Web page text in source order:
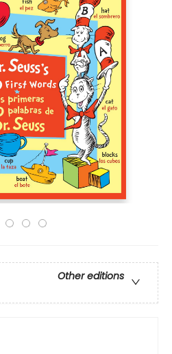
Other editions